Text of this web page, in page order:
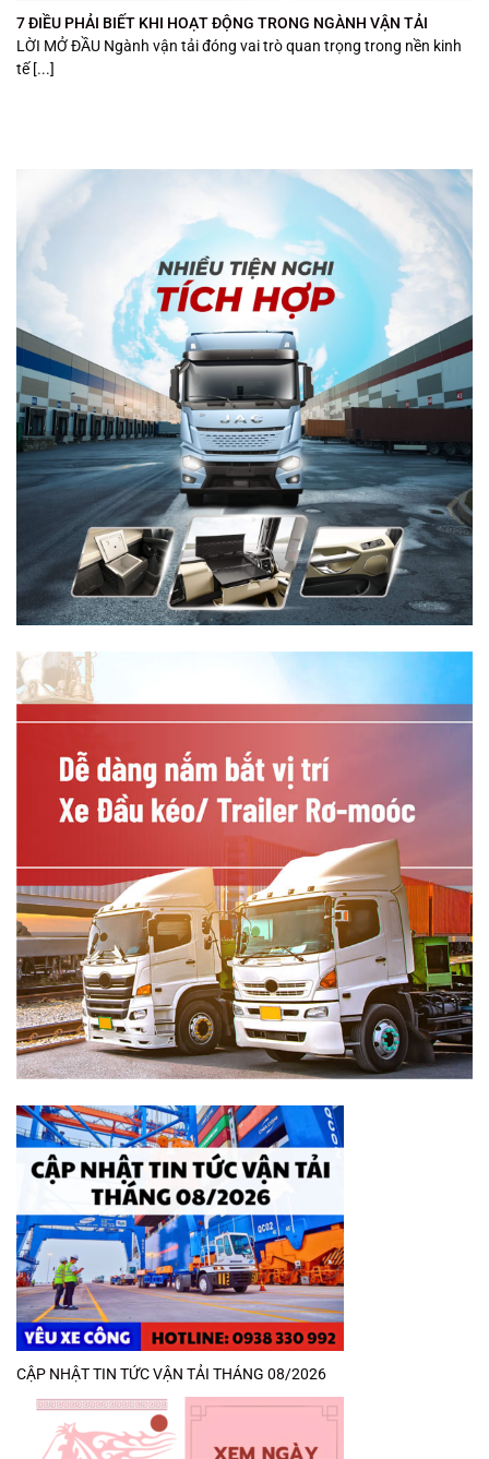
7 ĐIỀU PHẢI BIẾT KHI HOẠT ĐỘNG TRONG NGÀNH VẬN TẢI
LỜI MỞ ĐẦU Ngành vận tải đóng vai trò quan trọng trong nền kinh
tế [...]
CẬP NHẬT TIN TỨC VẬN TẢI THÁNG 08/2026